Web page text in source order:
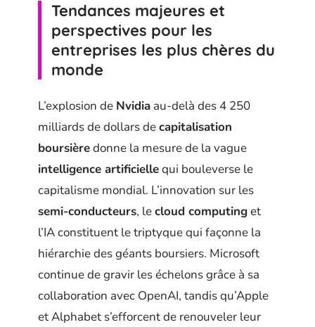
Tendances majeures et
perspectives pour les
entreprises les plus chères du
monde
L’explosion de Nvidia au-delà des 4 250
milliards de dollars decapitalisation
boursièredonne la mesure de la vague
intelligence artificiellequi bouleverse le
capitalisme mondial. L’innovation sur les
semi-conducteurs, lecloud computinget
l’IA constituent le triptyque qui façonne la
hiérarchie des géants boursiers. Microsoft
continue de gravir les échelons grâce à sa
collaboration avec OpenAI, tandis qu’Apple
et Alphabet s’efforcent de renouveler leur